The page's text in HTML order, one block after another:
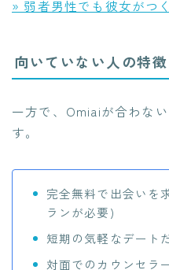
» 弱者男性でも彼女がつ
向いていない人の特徴
一方で、Omiaiが合わな
す。
完全無料で出会いを
ランが必要)
短期の気軽なデート
対面でのカウンセラ